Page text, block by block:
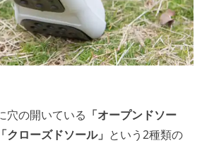
穴の開いている 「オープンドソー
「クローズドソール」 という2種類の